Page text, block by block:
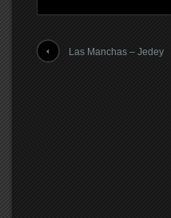
Las Manchas – Jedey